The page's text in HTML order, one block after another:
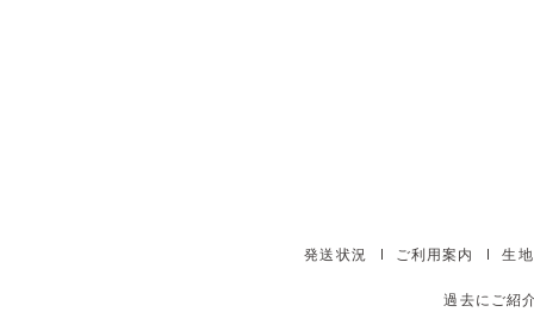
発送状況 ご利用案内 生
過去にご紹